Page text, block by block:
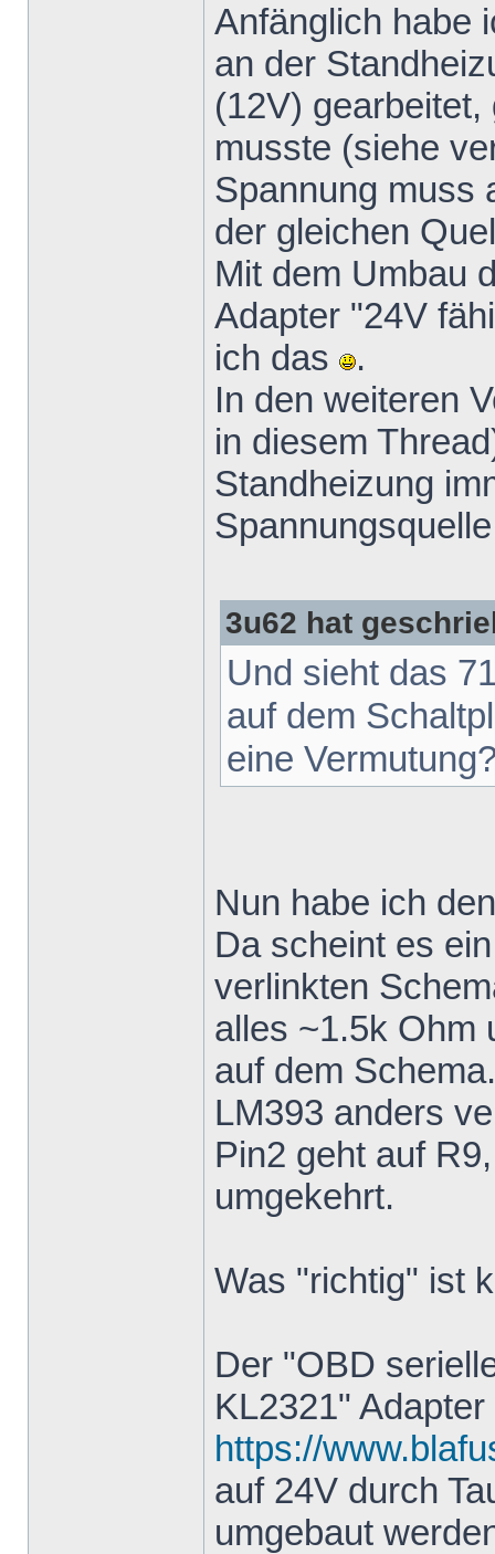
Anfänglich habe
an der
(12V)
musste (siehe
Spannung muss
der gleichen
Mit dem Umbau
Adapter "24V
ich das
.
In den weiteren
in diesem
Standheizung
3u62 hat
Und sieht das
auf dem
eine
Nun habe ich
Da scheint es
verlinkten
alles ~1.5k Ohm
auf dem
LM393 anders
Pin2 geht auf
umgekehrt.
Was "richtig" ist
Der "OBD
KL2321"
https://
auf 24V durch
umgebaut